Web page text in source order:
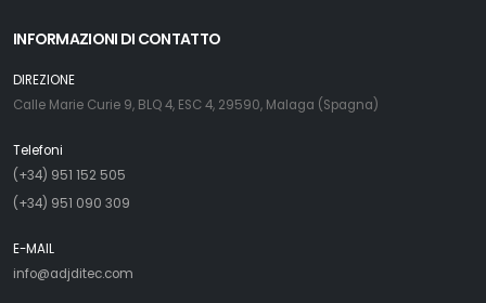
INFORMAZIONI DI CONTATTO
DIREZIONE
Calle Marie Curie 9, BLQ 4, ESC 4, 29590, Malaga (Spagna)
Telefoni
(+34) 951 152 505
(+34) 951 090 309
E-MAIL
info@adjditec.com